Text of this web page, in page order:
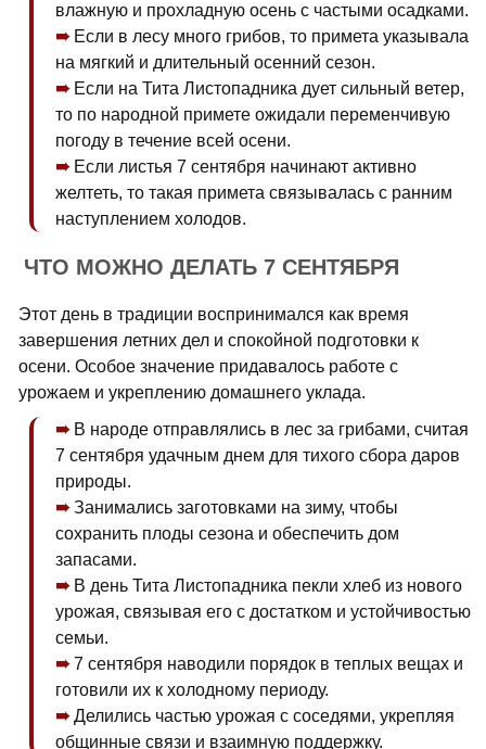
влажную и прохладную осень с частыми осадками.
Если в лесу много грибов, то примета указывала
на мягкий и длительный осенний сезон.
Если на Тита Листопадника дует сильный ветер,
то по народной примете ожидали переменчивую
погоду в течение всей осени.
Если листья 7 сентября начинают активно
желтеть, то такая примета связывалась с ранним
наступлением холодов.
ЧТО МОЖНО ДЕЛАТЬ 7 СЕНТЯБРЯ
Этот день в традиции воспринимался как время
завершения летних дел и спокойной подготовки к
осени. Особое значение придавалось работе с
урожаем и укреплению домашнего уклада.
В народе отправлялись в лес за грибами, считая
7 сентября удачным днем для тихого сбора даров
природы.
Занимались заготовками на зиму, чтобы
сохранить плоды сезона и обеспечить дом
запасами.
В день Тита Листопадника пекли хлеб из нового
урожая, связывая его с достатком и устойчивостью
семьи.
7 сентября наводили порядок в теплых вещах и
готовили их к холодному периоду.
Делились частью урожая с соседями, укрепляя
общинные связи и взаимную поддержку.